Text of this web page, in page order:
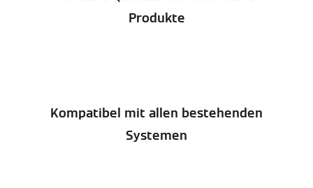
Produkte
Kompatibel mit allen bestehenden
Systemen